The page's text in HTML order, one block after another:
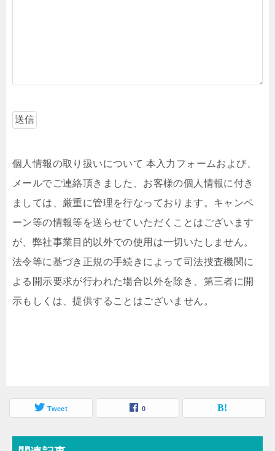
個人情報の取り扱いについて 本入力フォームおよび、
メールでご連絡頂きました、お客様の個人情報に付き
ましては、厳重に管理を行なっております。キャンペ
ーン等の情報等を送らせていただくことはございます
が、弊社事業目的以外での使用は一切いたしません。
法令等に基づき正規の手続きによって司法捜査機関に
よる開示要求が行われた場合以外を除き、第三者に開
示もしくは、提供することはございません。
Tweet 0